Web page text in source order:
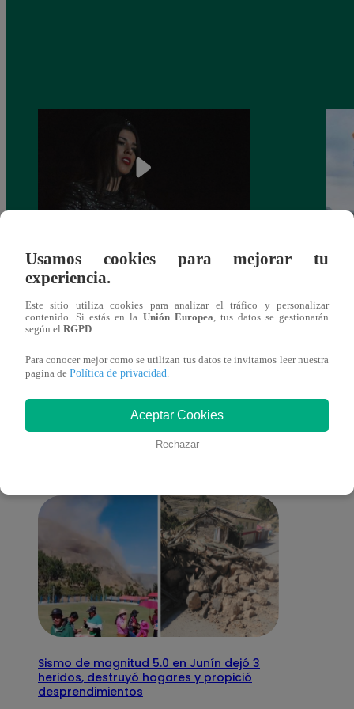
¿Yahaira Plasencia y Maritza Rodríguez
más unidas que nunca?
También te puede
interesar
Sismo de magnitud 5.0 en Junín dejó 3
heridos, destruyó hogares y propició
desprendimientos
Usamos cookies para mejorar tu
experiencia.
Este sitio utiliza cookies para analizar el tráfico y personalizar
contenido. Si estás en la Unión Europea, tus datos se gestionarán
según el RGPD.
Para conocer mejor como se utilizan tus datos te invitamos leer nuestra
pagina de Política de privacidad.
Aceptar Cookies
Rechazar